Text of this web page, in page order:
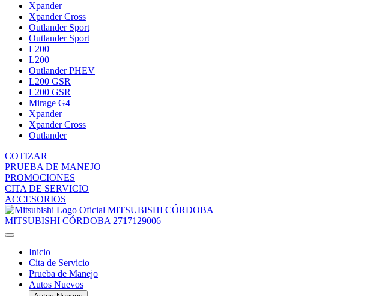
Xpander
Xpander Cross
Outlander Sport
Outlander Sport
L200
L200
Outlander PHEV
L200 GSR
L200 GSR
Mirage G4
Xpander
Xpander Cross
Outlander
COTIZAR
PRUEBA DE MANEJO
PROMOCIONES
CITA DE SERVICIO
ACCESORIOS
MITSUBISHI CÓRDOBA
MITSUBISHI CÓRDOBA 2717129006
Inicio
Cita de Servicio
Prueba de Manejo
Autos Nuevos